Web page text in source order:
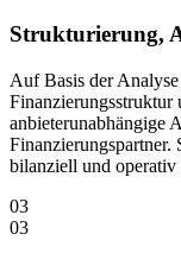
Strukturierung,
Auf Basis der
Finanzierungsstruktur
anbieterunabhängige
Finanzierungspartner.
bilanziell und operativ
03
03